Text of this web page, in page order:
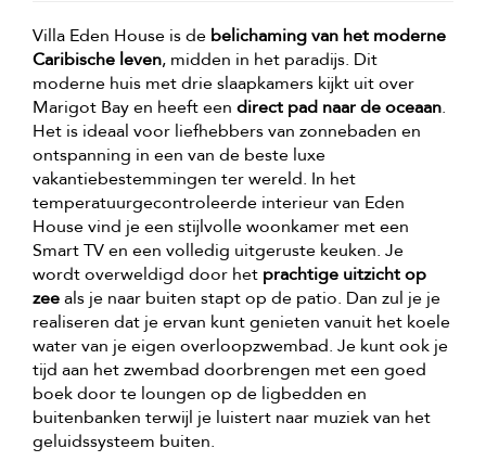
Villa Eden House is de belichaming van het moderne
Caribische leven, midden in het paradijs. Dit
moderne huis met drie slaapkamers kijkt uit over
Marigot Bay en heeft een direct pad naar de oceaan.
Het is ideaal voor liefhebbers van zonnebaden en
ontspanning in een van de beste luxe
vakantiebestemmingen ter wereld. In het
temperatuurgecontroleerde interieur van Eden
House vind je een stijlvolle woonkamer met een
Smart TV en een volledig uitgeruste keuken. Je
wordt overweldigd door het prachtige uitzicht op
zeeals je naar buiten stapt op de patio. Dan zul je je
realiseren dat je ervan kunt genieten vanuit het koele
water van je eigen overloopzwembad. Je kunt ook je
tijd aan het zwembad doorbrengen met een goed
boek door te loungen op de ligbedden en
buitenbanken terwijl je luistert naar muziek van het
geluidssysteem buiten.